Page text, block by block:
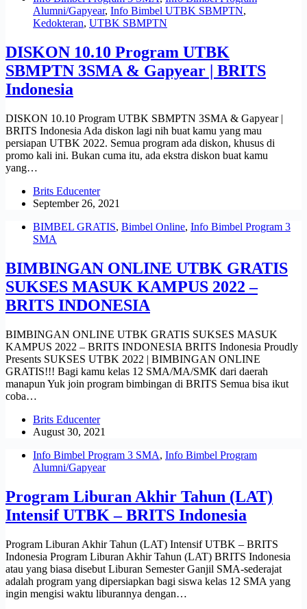
Alumni/Gapyear, Info Bimbel UTBK SBMPTN,
Kedokteran, UTBK SBMPTN
DISKON 10.10 Program UTBK
SBMPTN 3SMA & Gapyear | BRITS
Indonesia
DISKON 10.10 Program UTBK SBMPTN 3SMA & Gapyear |
BRITS Indonesia Ada diskon lagi nih buat kamu yang mau
persiapan UTBK 2022. Semua program ada diskon, khusus di
promo kali ini. Bukan cuma itu, ada ekstra diskon buat kamu
yang…
Brits Educenter
September 26, 2021
BIMBEL GRATIS, Bimbel Online, Info Bimbel Program 3
SMA
BIMBINGAN ONLINE UTBK GRATIS
SUKSES MASUK KAMPUS 2022 –
BRITS INDONESIA
BIMBINGAN ONLINE UTBK GRATIS SUKSES MASUK
KAMPUS 2022 – BRITS INDONESIA BRITS Indonesia Proudly
Presents SUKSES UTBK 2022 | BIMBINGAN ONLINE
GRATIS!!! Bagi kamu kelas 12 SMA/MA/SMK dari daerah
manapun Yuk join program bimbingan di BRITS Semua bisa ikut
coba…
Brits Educenter
August 30, 2021
Info Bimbel Program 3 SMA, Info Bimbel Program
Alumni/Gapyear
Program Liburan Akhir Tahun (LAT)
Intensif UTBK – BRITS Indonesia
Program Liburan Akhir Tahun (LAT) Intensif UTBK – BRITS
Indonesia Program Liburan Akhir Tahun (LAT) BRITS Indonesia
atau yang biasa disebut Liburan Semester Ganjil SMA-sederajat
adalah program yang dipersiapkan bagi siswa kelas 12 SMA yang
ingin mengisi waktu liburannya dengan…